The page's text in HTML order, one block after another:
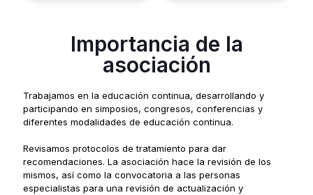
Importancia de la
asociación
Trabajamos en la educación continua, desarrollando y
participando en simposios, congresos, conferencias y
diferentes modalidades de educación continua.
Revisamos protocolos de tratamiento para dar
recomendaciones. La asociación hace la revisión de los
mismos, así como la convocatoria a las personas
especialistas para una revisión de actualización y